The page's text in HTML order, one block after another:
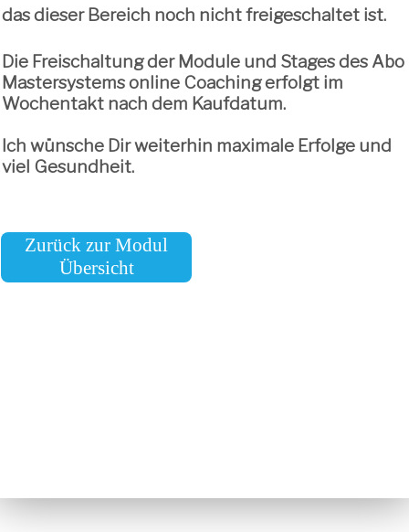
das dieser Bereich noch nicht freigeschaltet ist.
Die Freischaltung der Module und Stages des Abo
Mastersystems online Coaching erfolgt im
Wochentakt nach dem Kaufdatum.
Ich wünsche Dir weiterhin maximale Erfolge und
viel Gesundheit.
Zurück zur Modul
Übersicht